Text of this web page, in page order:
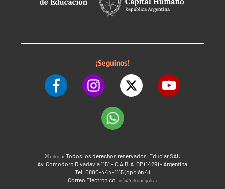
¡Seguinos!
©educ.arTodos los derechos reservados. Educ.ar SAU
Av. Comodoro Rivadavia 1151 - C.A.B.A. CP (1429) - Argentina
Tel: 0800-444-1115 (opción 4)
Correo Electrónico: info@educar.gob.ar